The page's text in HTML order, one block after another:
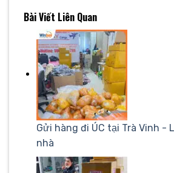
Bài Viết Liên Quan
Gửi hàng đi ÚC tại Trà Vinh -
nhà